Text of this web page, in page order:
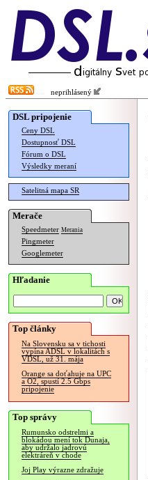
neprihlásený
DSL pripojenie
Ceny DSL
Dostupnosť DSL
Fórum o DSL
Výsledky meraní
Satelitná mapa SR
Merače
Speedmeter Merania
Pingmeter
Googlemeter
Hľadanie
Top články
Na Slovensku sa v tichosti
vypína ADSL v lokalitách s
VDSL, už 31. mája
Orange sa doťahuje na UPC
a O2, spustí 2.5 Gbps
pripojenie
Top správy
Rumunsko odstrelmi a
blokádou mení tok Dunaja,
aby udržalo jadrovú
elektráreň v chode
Joj Play výrazne zdražuje